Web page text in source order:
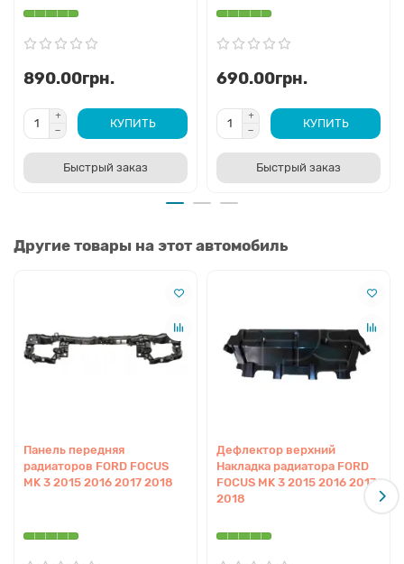
890.00грн.
КУПИТЬ
Быстрый заказ
690.00грн.
КУПИТЬ
Быстрый заказ
Другие товары на этот автомобиль
Панель передняя
радиаторов FORD FOCUS
MK 3 2015 2016 2017 2018
Дефлектор верхний
Накладка радиатора FORD
FOCUS MK 3 2015 2016 2017
2018